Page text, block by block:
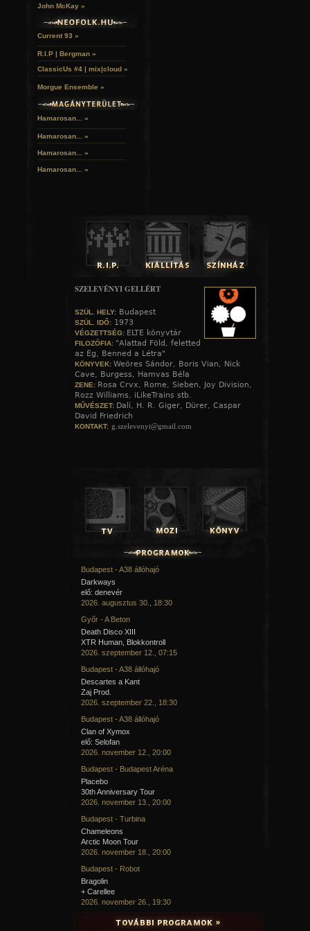
- Hát én bármit meghallgatok, otthon nem jellemző
is egy Jonny Cash tetoválásom, azután csináltattam miután
- Az összeset barátok csinálták. A legújabb a vörös csillag a
- Itt maradtok koncert után?
- Igen. Koncert előtt alszom egy órát, aztán utána maradok
- Köszönöm.
John McKay »
Current 93 »
R.I.P | Bergman »
ClassicUs #4 | mix|cloud »
Morgue Ensemble »
Hamarosan... »
Hamarosan... »
Hamarosan... »
Hamarosan... »
SZELEVÉNYI GELLÉRT
SZÜL. HELY: Budapest
SZÜL. IDŐ: 1973
VÉGZETTSÉG: ELTE könyvtár
FILOZÓFIA: "Alattad Föld, feletted
az Ég, Benned a Létra"
KÖNYVEK: Weöres Sándor, Boris Vian, Nick
Cave, Burgess, Hamvas Béla
ZENE: Rosa Crvx, Rome, Sieben, Joy Division,
Rozz Williams, iLikeTrains stb.
MŰVÉSZET: Dalí, H. R. Giger, Dürer, Caspar
David Friedrich
KONTAKT: g.szelevenyi@gmail.com
Budapest - A38 állóhajó
Darkways
elő: denevér
2026. augusztus 30., 18:30
Győr - A Beton
Death Disco XIII
XTR Human, Blokkontroll
2026. szeptember 12., 07:15
Budapest - A38 állóhajó
Descartes a Kant
Zaj Prod.
2026. szeptember 22., 18:30
Budapest - A38 állóhajó
Clan of Xymox
elő: Selofan
2026. november 12., 20:00
Budapest - Budapest Aréna
Placebo
30th Anniversary Tour
2026. november 13., 20:00
Budapest - Turbina
Chameleons
Arctic Moon Tour
2026. november 18., 20:00
Budapest - Robot
Bragolin
+ Carellee
2026. november 26., 19:30